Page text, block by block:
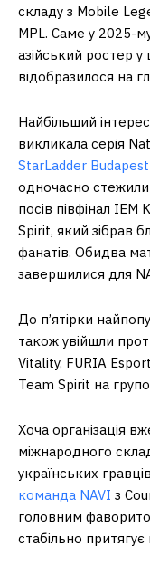
складу з Mobile
MPL. Саме у 2025-
азійський ростер у
відобразилося на
Найбільший
викликала серія
StarLadder
одночасно стежили
посів півфінал
Spirit, який зібрав
фанатів. Обидва
завершилися для
До п’ятірки
також увійшли
Vitality, FURIA
Team Spirit на
Хоча організація
міжнародного
українських
команда NAVI з
головним
стабільно